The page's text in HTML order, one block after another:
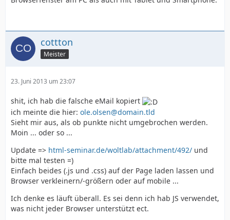
cottton
Meister
23. Juni 2013 um 23:07
shit, ich hab die falsche eMail kopiert
ich meinte die hier: ole.olsen@domain.tld
Sieht mir aus, als ob punkte nicht umgebrochen werden.
Moin ... oder so ...
Update => html-seminar.de/woltlab/attachment/492/ und
bitte mal testen =)
Einfach beides (.js und .css) auf der Page laden lassen und
Browser verkleinern/-größern oder auf mobile ...
Ich denke es läuft überall. Es sei denn ich hab JS verwendet,
was nicht jeder Browser unterstützt ect.